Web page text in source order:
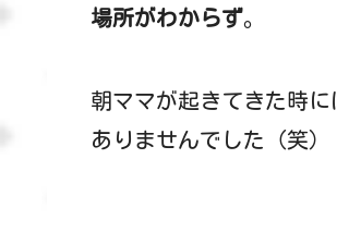
場所がわからず。
朝ママが起きてきた時
ありませんでした（笑）